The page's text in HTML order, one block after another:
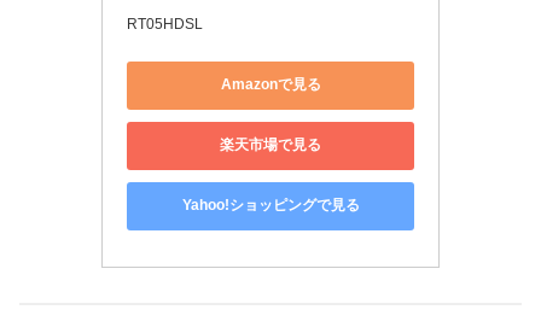
RT05HDSL
Amazonで見る
楽天市場で見る
Yahoo!ショッピングで見る